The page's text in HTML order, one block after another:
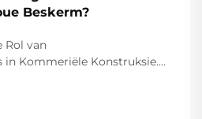
Beskerm?
Rol van
Kommeriële Konstruksie.
strukture.